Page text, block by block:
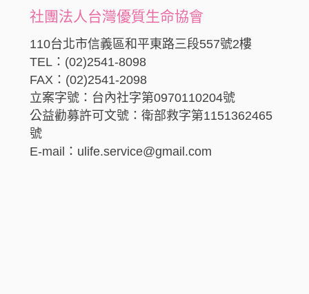
社團法人台灣優質生命協會
110台北市信義區和平東路三段557號2樓
TEL：(02)2541-8098
FAX：(02)2541-2098
立案字號：台內社字第0970110204號
公益勸募許可文號：衛部救字第1151362465
號
E-mail：ulife.service@gmail.com